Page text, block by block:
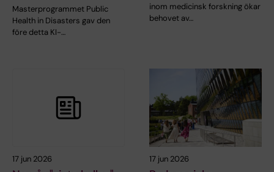
Masterprogrammet Public
Health in Disasters gav den
före detta KI-…
inom medicinsk forskning ökar
behovet av…
17 jun 2026 17 jun 2026